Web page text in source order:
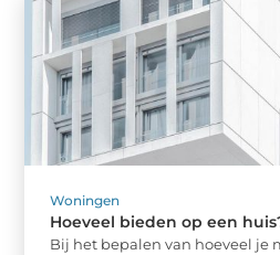
Woningen
Hoeveel bieden op een
Bij het bepalen van hoeveel je